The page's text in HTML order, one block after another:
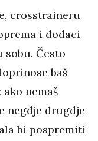
crosstraineru
i dodaci
sobu. Često
baš
nemaš
negdje drugdje
bi pospremiti